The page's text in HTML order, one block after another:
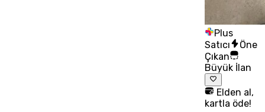
Plus
Satıcı
Öne
Çıkan
Büyük İlan
Elden al,
kartla öde!